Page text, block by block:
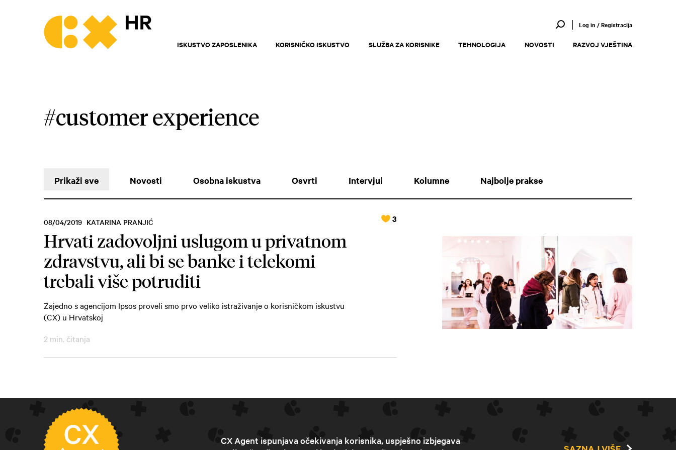
ISKUSTVO ZAPOSLENIKA KORISNIČKO ISKUSTVO SLUŽBA ZA KORISNIKE TEHNOLOGIJA NOVOSTI RAZVOJ VJEŠTINA
Log in / Registracija
#customer experience
Prikaži sve Novosti Osobna iskustva Osvrti Intervjui Kolumne Najbolje prakse
08/04/2019 KATARINA PRANJIĆ
Hrvati zadovoljni uslugom u privatnom
zdravstvu, ali bi se banke i telekomi
trebali više potruditi
3
Zajedno s agencijom Ipsos proveli smo prvo veliko istraživanje o korisničkom iskustvu
(CX) u Hrvatskoj
2 min. čitanja
CX Agent ispunjava očekivanja korisnika, uspješno izbjegava